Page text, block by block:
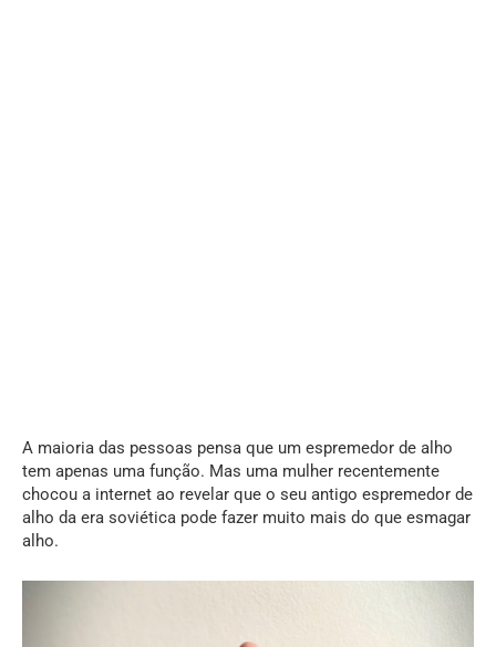
A maioria das pessoas pensa que um espremedor de alho
tem apenas uma função. Mas uma mulher recentemente
chocou a internet ao revelar que o seu antigo espremedor de
alho da era soviética pode fazer muito mais do que esmagar
alho.